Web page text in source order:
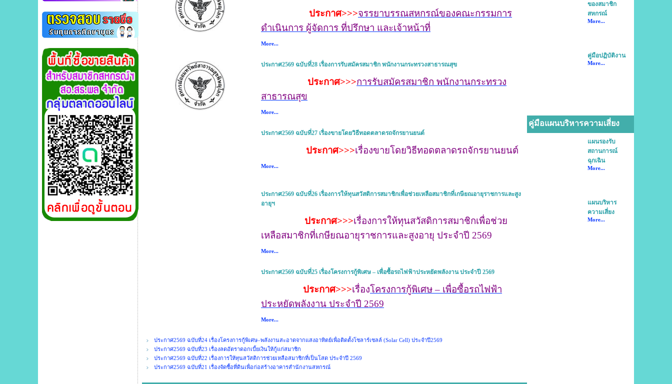
ประกาศ>>>จรรยาบรรณสหกรณ์ของคณะกรรมการ
ดำเนินการ ผู้จัดการ ที่ปรึกษา และเจ้าหน้าที่
More...
ประกาศ2569 ฉบับที่28 เรื่องการรับสมัครสมาชิก พนักงานกระทรวงสาธารณสุข
ประกาศ>>>การรับสมัครสมาชิก พนักงานกระทรวง
สาธารณสุข
More...
ประกาศ2569 ฉบับที่27 เรื่องขายโดยวิธีทอดตลาดรถจักรยานยนต์
ประกาศ>>>เรื่องขายโดยวิธีทอดตลาดรถจักรยานยนต์
More...
ประกาศ2569 ฉบับที่26 เรื่องการให้ทุนสวัสดิการสมาชิกเพื่อช่วยเหลือสมาชิกที่เกษียณอายุราชการและสูง
อายุฯ
ประกาศ>>>เรื่องการให้ทุนสวัสดิการสมาชิกเพื่อช่วย
เหลือสมาชิกที่เกษียณอายุราชการและสูงอายุ ประจำปี 2569
More...
ประกาศ2569 ฉบับที่25 เรื่องโครงการกู้พิเศษ – เพื่อซื้อรถไฟฟ้าประหยัดพลังงาน ประจำปี 2569
ประกาศ>>>เรื่องโครงการกู้พิเศษ – เพื่อซื้อรถไฟฟ้า
ประหยัดพลังงาน ประจำปี 2569
More...
ประกาศ2569 ฉบับที่24 เรื่องโครงการกู้พิเศษ–พลังงานสะอาดจากแสงอาทิตย์เพื่อติดตั้งโซลาร์เซลล์ (Solar Cell) ประจำปี2569
ประกาศ2569 ฉบับที่23 เรื่องลดอัตราดอกเบี้ยเงินให้กู้แก่สมาชิก
ประกาศ2569 ฉบับที่22 เรื่องการให้ทุนสวัสติการช่วยเหลือสมาชิกที่เป็นโสด ประจำปี 2569
ประกาศ2569 ฉบับที่21 เรื่องจัดซื้อที่ดินเพื่อก่อสร้างอาคารสำนักงานสหกรณ์
ของสมาชิก
สหกรณ์
More...
คู่มือปฏิบัติงาน
More...
คู่มือแผนบริหารความเสี่ยง
แผนรองรับ
สถานการณ์
ฉุกเฉิน
More...
แผนบริหาร
ความเสี่ยง
More...